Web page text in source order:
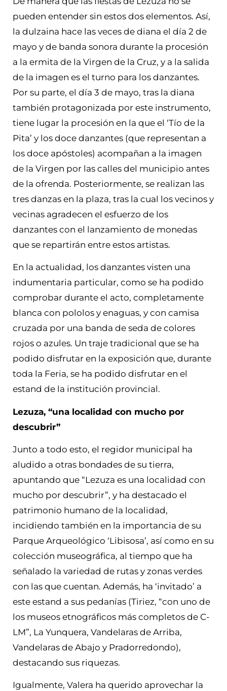
pueden entender sin estos dos elementos. Así,
la dulzaina hace las veces de diana el día 2 de
mayo y de banda sonora durante la procesión
a la ermita de la Virgen de la Cruz, y a la salida
de la imagen es el turno para los danzantes.
Por su parte, el día 3 de mayo, tras la diana
también protagonizada por este instrumento,
tiene lugar la procesión en la que el ‘Tío de la
Pita’ y los doce danzantes (que representan a
los doce apóstoles) acompañan a la imagen
de la Virgen por las calles del municipio antes
de la ofrenda. Posteriormente, se realizan las
tres danzas en la plaza, tras la cual los vecinos y
vecinas agradecen el esfuerzo de los
danzantes con el lanzamiento de monedas
que se repartirán entre estos artistas.
En la actualidad, los danzantes visten una
indumentaria particular, como se ha podido
comprobar durante el acto, completamente
blanca con pololos y enaguas, y con camisa
cruzada por una banda de seda de colores
rojos o azules. Un traje tradicional que se ha
podido disfrutar en la exposición que, durante
toda la Feria, se ha podido disfrutar en el
estand de la institución provincial.
Lezuza, “una localidad con mucho por
descubrir”
Junto a todo esto, el regidor municipal ha
aludido a otras bondades de su tierra,
apuntando que “Lezuza es una localidad con
mucho por descubrir”, y ha destacado el
patrimonio humano de la localidad,
incidiendo también en la importancia de su
Parque Arqueológico ‘Libisosa’, así como en su
colección museográfica, al tiempo que ha
señalado la variedad de rutas y zonas verdes
con las que cuentan. Además, ha ‘invitado’ a
este estand a sus pedanías (Tiriez, “con uno de
los museos etnográficos más completos de C-
LM”, La Yunquera, Vandelaras de Arriba,
Vandelaras de Abajo y Pradorredondo),
destacando sus riquezas.
Igualmente, Valera ha querido aprovechar la